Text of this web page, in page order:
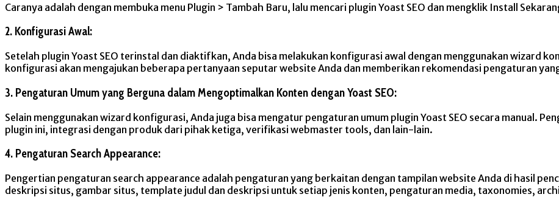
Caranya adalah dengan membuka menu Plugin > Tambah Baru, lalu mencari plugin Yoast SEO dan mengklik Install
2. Konfigurasi Awal:
Setelah plugin Yoast SEO terinstal dan diaktifkan, Anda bisa melakukan konfigurasi awal dengan menggunakan wizard
konfigurasi akan mengajukan beberapa pertanyaan seputar website Anda dan memberikan rekomendasi pengaturan
3. Pengaturan Umum yang Berguna dalam Mengoptimalkan Konten dengan Yoast SEO:
Selain menggunakan wizard konfigurasi, Anda juga bisa mengatur pengaturan umum plugin Yoast SEO secara manual.
plugin ini, integrasi dengan produk dari pihak ketiga, verifikasi webmaster tools, dan lain-lain.
4. Pengaturan Search Appearance:
Pengertian pengaturan search appearance adalah pengaturan yang berkaitan dengan tampilan website Anda di hasil
deskripsi situs, gambar situs, template judul dan deskripsi untuk setiap jenis konten, pengaturan media, taxonomies,